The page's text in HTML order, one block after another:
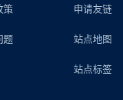
策
题
申请友链
站点地图
站点标签